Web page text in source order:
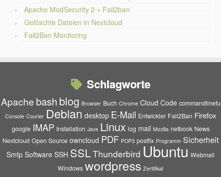
Apache ModSecurity 2 + Fail2ban
Gelöschte Dateien in Nextcloud
Fail2Ban Monitoring
Schlagworte
Apache bash blog Browser Buch Chrome Cloud Code commandlinefu
Console Courier Debian desktop E-Mail Entwickler Fail2Ban Firefox
google IMAP Installation Java Linux log mail Mozilla netbook News
Nextcloud Open Source owncloud PDF POP3 postfix Programm Sicherheit
Smtp Software SSH SSLThunderbird Ubuntu Webmail
Windows wordpress Zertifikat